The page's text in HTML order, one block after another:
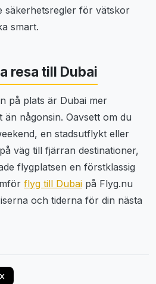
säkerhetsregler för vätskor
smart.
resa till Dubai
på plats är Dubai mer
någonsin. Oavsett om du
en stadsutflykt eller
väg till fjärran destinationer,
flygplatsen en förstklassig
flyg till Dubai på Flyg.nu
och tiderna för din nästa
X